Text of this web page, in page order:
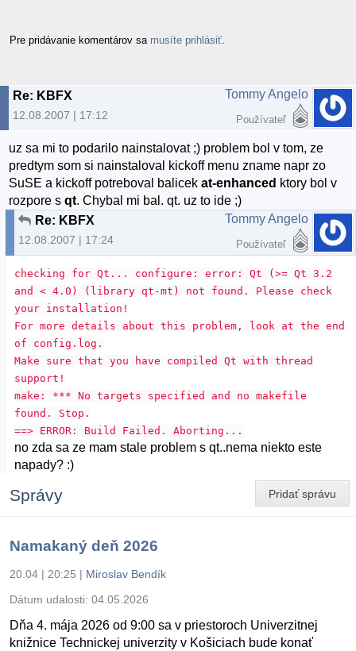
Pre pridávanie komentárov sa musíte prihlásiť
Re: KBFX
12.08.2007 | 17:12
Tommy Angelo
Používateľ
uz sa mi to podarilo nainstalovat ;) problem bol v tom, ze
predtym som si nainstaloval kickoff menu zname napr zo
SuSE a kickoff potreboval balicekat-enhanced ktory bol v
rozpore sqt. Chybal mi bal. qt. uz to ide ;)
Re: KBFX
12.08.2007 | 17:24
Tommy Angelo
Používateľ
checking for Qt... configure: error: Qt (>= Qt 3.2
and < 4.0) (library qt-mt) not found. Please check
your installation!
For more details about this problem, look at the end
of config.log.
Make sure that you have compiled Qt with thread
support!
make: *** No targets specified and no makefile
found. Stop.
==> ERROR: Build Failed. Aborting...
no zda sa ze mam stale problem s qt..nema niekto este
napady? :)
Pridať správu
Správy
Namakaný deň 2026
20.04 | 20:25 | Miroslav Bendík
Dátum udalosti: 04.05.2026
Dňa 4. mája 2026 od 9:00 sa v priestoroch Univerzitnej
knižnice Technickej univerzity v Košiciach bude konať